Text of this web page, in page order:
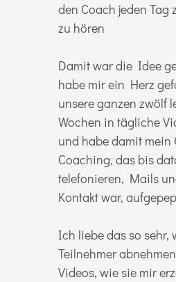
den Coach jeden Tag
zu hören
Damit war die Idee
habe mir ein Herz
unsere ganzen zwölf
Wochen in tägliche
und habe damit mein
Coaching, das bis
telefonieren, Mails
Kontakt war,
Ich liebe das so sehr,
Teilnehmer
Videos, wie sie mir